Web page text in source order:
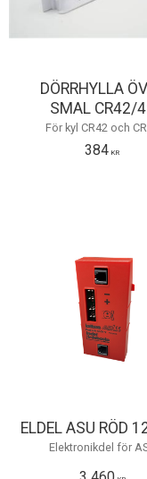
DÖRRHYLLA
SMAL CR42/
För kyl CR42 och
384 KR
ELDEL ASU RÖD
Elektronikdel för